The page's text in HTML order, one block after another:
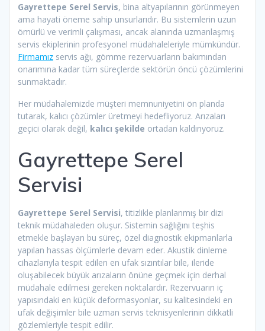
Gayrettepe Serel Servis, bina altyapılarının görünmeyen
ama hayati öneme sahip unsurlarıdır. Bu sistemlerin uzun
ömürlü ve verimli çalışması, ancak alanında uzmanlaşmış
servis ekiplerinin profesyonel müdahaleleriyle mümkündür.
Firmamız servis ağı, gömme rezervuarların bakımından
onarımına kadar tüm süreçlerde sektörün öncü çözümlerini
sunmaktadır.
Her müdahalemizde müşteri memnuniyetini ön planda
tutarak, kalıcı çözümler üretmeyi hedefliyoruz. Arızaları
geçici olarak değil, kalıcı şekilde ortadan kaldırıyoruz.
Gayrettepe Serel
Servisi
Gayrettepe Serel Servisi, titizlikle planlanmış bir dizi
teknik müdahaleden oluşur. Sistemin sağlığını teşhis
etmekle başlayan bu süreç, özel diagnostik ekipmanlarla
yapılan hassas ölçümlerle devam eder. Akustik dinleme
cihazlarıyla tespit edilen en ufak sızıntılar bile, ileride
oluşabilecek büyük arızaların önüne geçmek için derhal
müdahale edilmesi gereken noktalardır. Rezervuarın iç
yapısındaki en küçük deformasyonlar, su kalitesindeki en
ufak değişimler bile uzman servis teknisyenlerinin dikkatli
gözlemleriyle tespit edilir.